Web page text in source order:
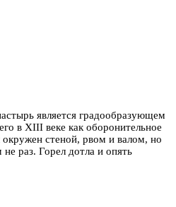
является градообразующем
в XIII веке как оборонительное
стеной, рвом и валом, но
раз. Горел дотла и опять